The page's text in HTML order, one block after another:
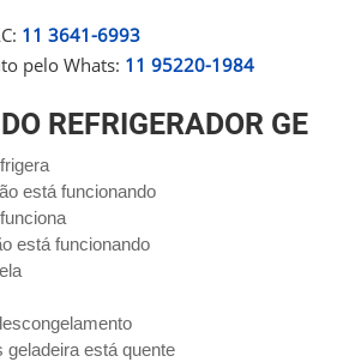
11 3641-6993
pelo Whats: 11 95220-1984
REFRIGERADOR GE
está funcionando
está funcionando
está quente